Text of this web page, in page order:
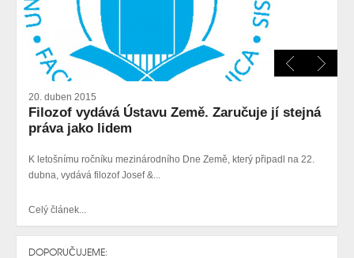
20. duben 2015
Filozof vydává Ústavu Země. Zaručuje jí stejná
práva jako lidem
K letošnímu ročníku mezinárodního Dne Země, který připadl na 22.
dubna, vydává filozof Josef &...
Celý článek...
DOPORUČUJEME: